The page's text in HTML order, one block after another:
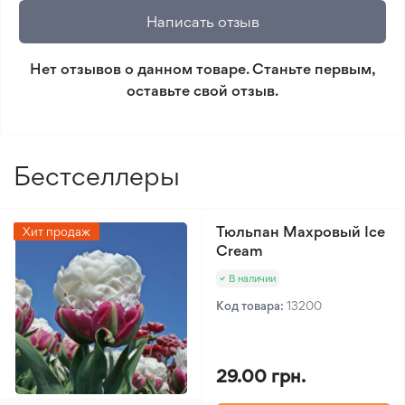
Чернозем
Тип климата
Умеренный климат
🛡️ Защита покупок. Возврат средств за товар,
который не соответствует ожиданиям. Согласно
условиям возврата.
Написать отзыв
Нет отзывов о данном товаре. Станьте первым,
оставьте свой отзыв.
Бестселлеры
Хит продаж
Тюльпан Махровый Ice
Cream
В наличии
Код товара: 13200
29.00 грн.